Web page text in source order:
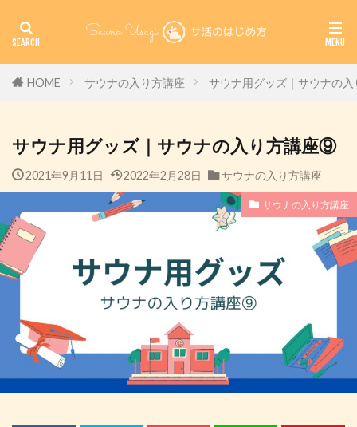
HOME サウナの入り方講座 サウナ用グッズ｜サウナの
サウナ用グッズ｜サウナの入り方講座⑨
2021年9月11日 2022年2月28日 サウナの入り方講座
サウナの入り方講座